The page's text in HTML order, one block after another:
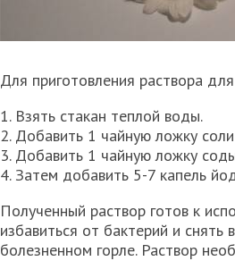
Для приготовления раствора
1. Взять стакан теплой воды.
2. Добавить 1 чайную ложку
3. Добавить 1 чайную ложку
4. Затем добавить 5-7 капель
Полученный раствор готов к
избавиться от бактерий и
болезненном горле. Раствор